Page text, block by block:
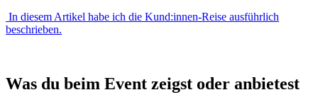
In diesem Artikel habe ich die Kund:innen-Reise ausführlich
beschrieben.
Was du beim Event zeigst oder anbietest